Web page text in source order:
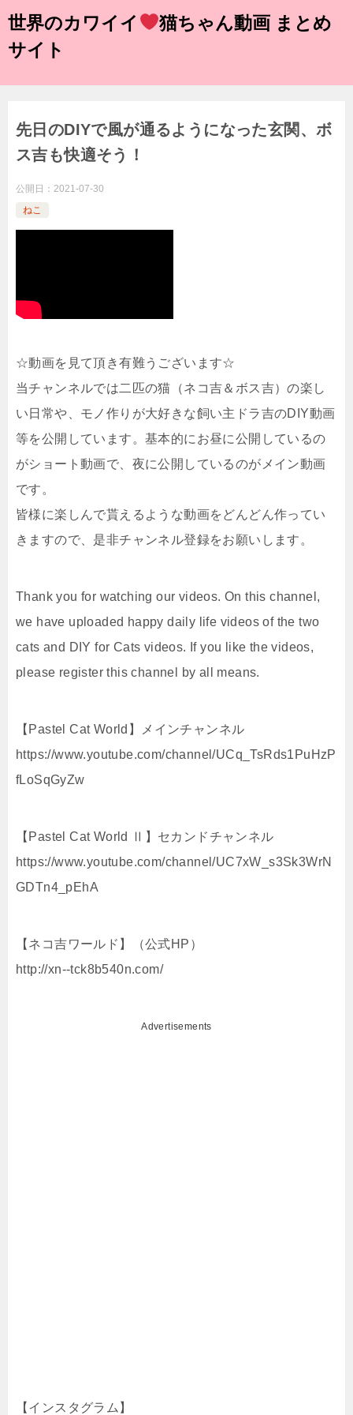
世界のカワイイ
猫ちゃん動画 まとめ
サイト
先日のDIYで風が通るようになった玄関、ボ
ス吉も快適そう！
公開日： 2021-07-30
ねこ
☆動画を見て頂き有難うございます☆
当チャンネルでは二匹の猫（ネコ吉＆ボス吉）の楽し
い日常や、モノ作りが大好きな飼い主ドラ吉のDIY動画
等を公開しています。基本的にお昼に公開しているの
がショート動画で、夜に公開しているのがメイン動画
です。
皆様に楽しんで貰えるような動画をどんどん作ってい
きますので、是非チャンネル登録をお願いします。
Thank you for watching our videos. On this channel,
we have uploaded happy daily life videos of the two
cats and DIY for Cats videos. If you like the videos,
please register this channel by all means.
【Pastel Cat World】メインチャンネル
https://www.youtube.com/channel/UCq_TsRds1PuHzP
fLoSqGyZw
【Pastel Cat World Ⅱ】セカンドチャンネル
https://www.youtube.com/channel/UC7xW_s3Sk3WrN
GDTn4_pEhA
【ネコ吉ワールド】（公式HP）
http://xn--tck8b540n.com/
Advertisements
【インスタグラム】